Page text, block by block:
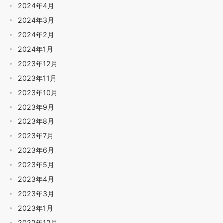
2024年4月
2024年3月
2024年2月
2024年1月
2023年12月
2023年11月
2023年10月
2023年9月
2023年8月
2023年7月
2023年6月
2023年5月
2023年4月
2023年3月
2023年1月